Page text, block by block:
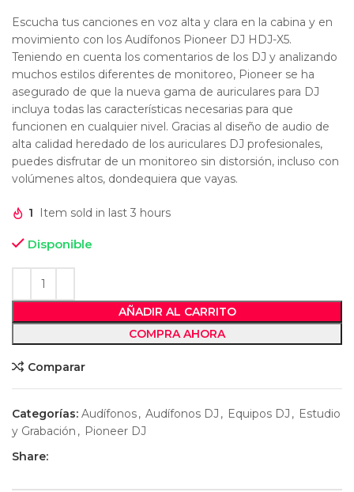
Escucha tus canciones en voz alta y clara en la cabina y en
movimiento con los Audífonos Pioneer DJ HDJ-X5.
Teniendo en cuenta los comentarios de los DJ y analizando
muchos estilos diferentes de monitoreo, Pioneer se ha
asegurado de que la nueva gama de auriculares para DJ
incluya todas las características necesarias para que
funcionen en cualquier nivel. Gracias al diseño de audio de
alta calidad heredado de los auriculares DJ profesionales,
puedes disfrutar de un monitoreo sin distorsión, incluso con
volúmenes altos, dondequiera que vayas.
1 Item sold in last 3 hours
Disponible
AÑADIR AL CARRITO
COMPRA AHORA
Comparar
Categorías: Audífonos, Audífonos DJ , Equipos DJ , Estudio
y Grabación , Pioneer DJ
Share: